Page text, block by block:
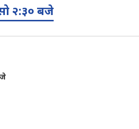
२:३० बजे